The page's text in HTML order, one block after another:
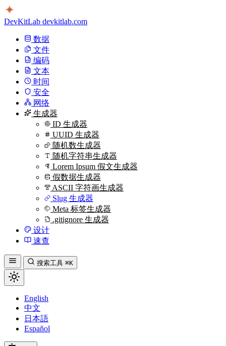
DevKitLab devkitlab.com
数据
文件
编码
文本
时间
安全
网络
生成器
ID 生成器
UUID 生成器
随机数生成器
随机字符串生成器
Lorem Ipsum 假文生成器
假数据生成器
ASCII 字符画生成器
Slug 生成器
Meta 标签生成器
.gitignore 生成器
设计
速查
搜索工具 ⌘K
English
中文
日本語
Español